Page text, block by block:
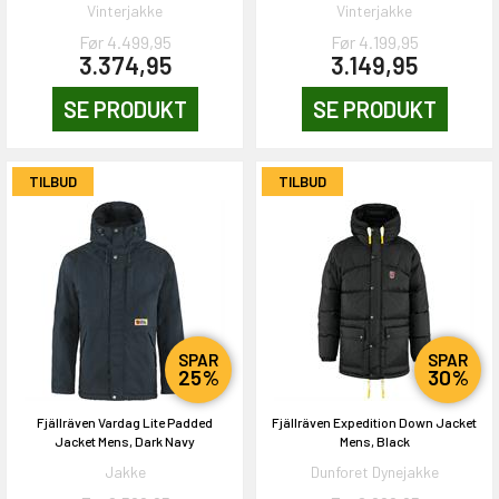
Vinterjakke
Før 4.499,95
3.374,95
SE PRODUKT
Vinterjakke
Før 4.199,95
3.149,95
SE PRODUKT
TILBUD
SPAR
25%
Fjällräven Vardag Lite Padded
Jacket Mens, Dark Navy
Jakke
TILBUD
SPAR
30%
Fjällräven Expedition Down Jacket
Mens, Black
Dunforet Dynejakke